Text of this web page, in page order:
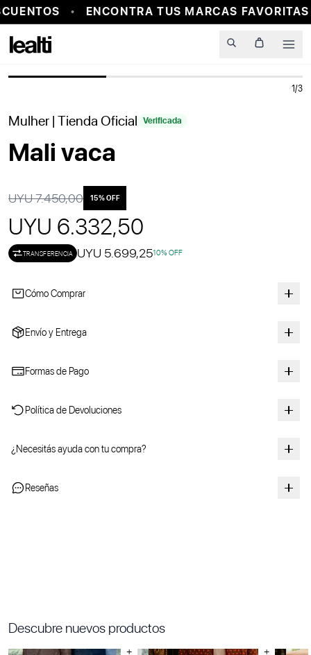
ENCONTRA TUS MARCAS
PROBADOR VIRTUAL
1/3
Mulher | Tienda Oficial Verificada
Mali vaca
UYU 7.450,00 15% OFF
UYU 6.332,50
TRANSFERENCIA UYU 5.699,2510% OFF
Cómo Comprar
Envío y Entrega
Formas de Pago
Política de Devoluciones
¿Necesitás ayuda con tu compra?
Reseñas
Descubre nuevos productos
+ +